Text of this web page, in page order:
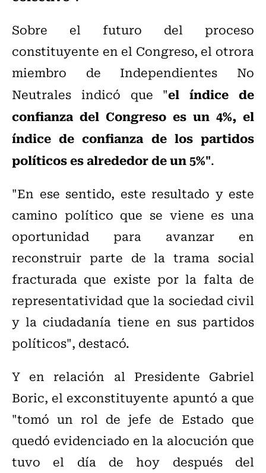
Sobre el futuro del proceso
constituyente en el Congreso, el otrora
miembro de Independientes No
Neutrales indicó que "el índice de
confianza del Congreso es un 4%, el
índice de confianza de los partidos
políticos es alrededor de un 5%".
"En ese sentido, este resultado y este
camino político que se viene es una
oportunidad para avanzar en
reconstruir parte de la trama social
fracturada que existe por la falta de
representatividad que la sociedad civil
y la ciudadanía tiene en sus partidos
políticos", destacó.
Y en relación al Presidente Gabriel
Boric, el exconstituyente apuntó a que
"tomó un rol de jefe de Estado que
quedó evidenciado en la alocución que
tuvo el día de hoy después del